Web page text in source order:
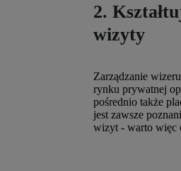
2.
wizyty
Zarządzanie
rynku prywatnej
pośrednio także
jest zawsze
wizyt - warto więc